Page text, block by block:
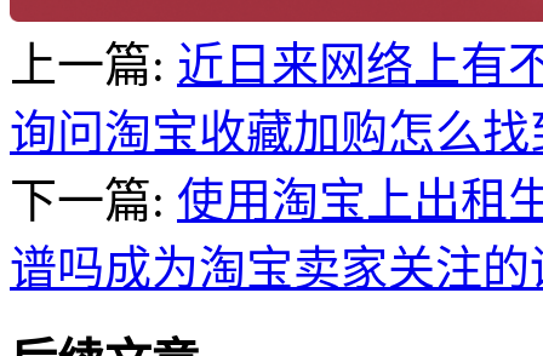
上一篇: 近日来网络上有
询问淘宝收藏加购怎么
下一篇: 使用淘宝上出租
谱吗成为淘宝卖家关注的